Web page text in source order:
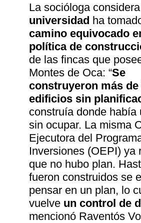
La socióloga
universidad ha
camino equivocado
política de
de las fincas que
Montes de Oca: “Se
construyeron más de
edificios sin
construía donde había
sin ocupar. La misma
Ejecutora del
Inversiones (OEPI) ya
que no hubo plan.
fueron construidos se
pensar en un plan, lo
vuelve un control de
mencionó Raventós